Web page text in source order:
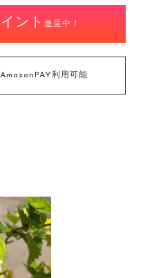
ント 進呈中！
利用可能